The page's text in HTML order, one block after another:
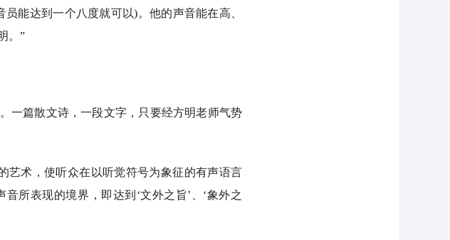
能达到一个八度就可以)。他的声音能在高、
。”
篇散文诗，一段文字，只要经方明老师气势
术，使听众在以听觉符号为象征的有声语言
所表现的境界，即达到‘文外之旨’、‘象外之